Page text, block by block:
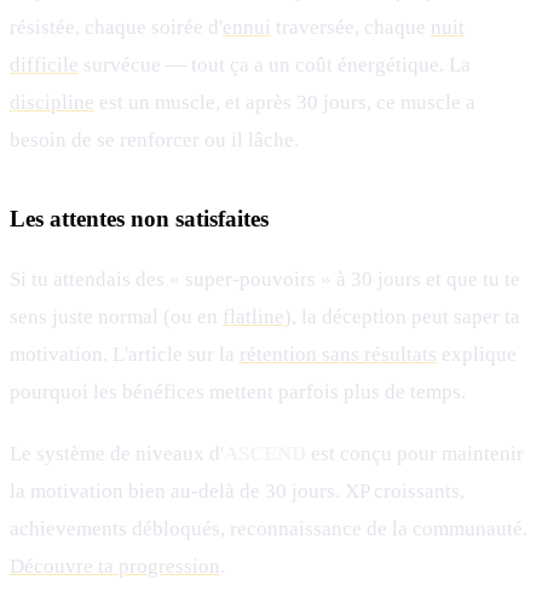
résistée, chaque soirée d'ennui traversée, chaque nuit
difficile survécue — tout ça a un coût énergétique. La
discipline est un muscle, et après 30 jours, ce muscle a
besoin de se renforcer ou il lâche.
Les attentes non satisfaites
Si tu attendais des « super-pouvoirs » à 30 jours et que tu te
sens juste normal (ou en flatline ), la déception peut saper ta
motivation. L'article sur la rétention sans résultats explique
pourquoi les bénéfices mettent parfois plus de temps.
Le système de niveaux d'
est conçu pour maintenir
la motivation bien au-delà de 30 jours. XP croissants,
achievements débloqués, reconnaissance de la communauté.
Découvre ta progression .